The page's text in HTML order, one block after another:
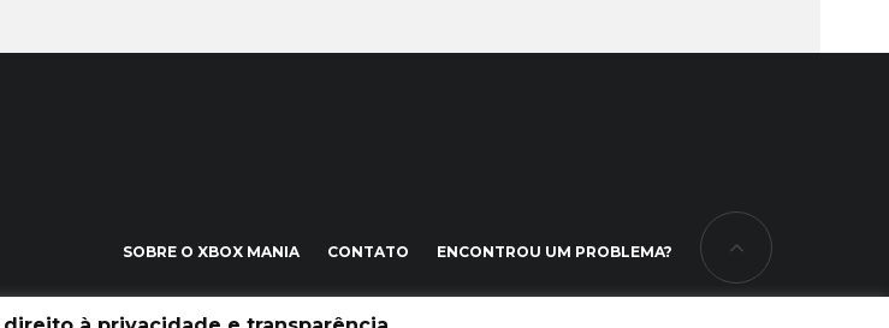
SOBRE O XBOX MANIA CONTATO ENCONTROU UM PROBLEMA?